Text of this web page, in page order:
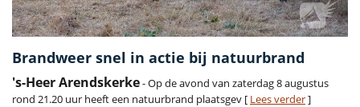
Brandweer snel in actie bij natuurbrand
's-Heer Arendskerke- Op de avond van zaterdag 8 augustus
rond 21.20 uur heeft een natuurbrand plaatsgev [ Lees verder]